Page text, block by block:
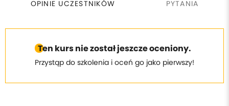
OPINIE UCZESTNIKÓW PYTANIA
Ten kurs nie został jeszcze oceniony.
Przystąp do szkolenia i oceń go jako pierwszy!